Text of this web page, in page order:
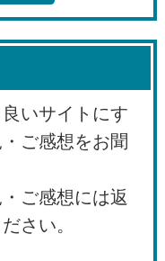
いサイトにす
ご感想をお聞
ご感想には返
さい。